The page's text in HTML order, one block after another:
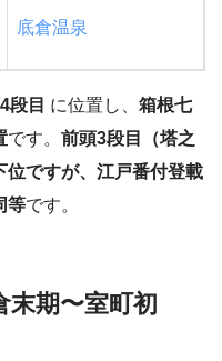
底倉温泉
段目 に位置し、 箱根七
です。 前頭3段目（塔之
位ですが、江戸番付登載
等です。
期〜室町初